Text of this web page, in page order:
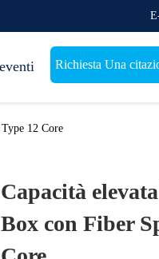
eventi Richiesta Una
12 Core
Capacità
Box con Fiber